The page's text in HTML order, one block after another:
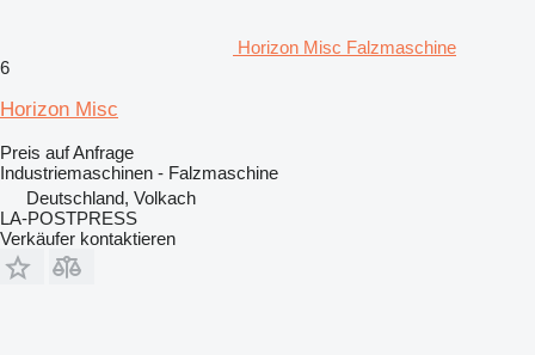
Horizon Misc Falzmaschine
6
Horizon Misc
Preis auf Anfrage
Industriemaschinen - Falzmaschine
Deutschland, Volkach
LA-POSTPRESS
Verkäufer kontaktieren